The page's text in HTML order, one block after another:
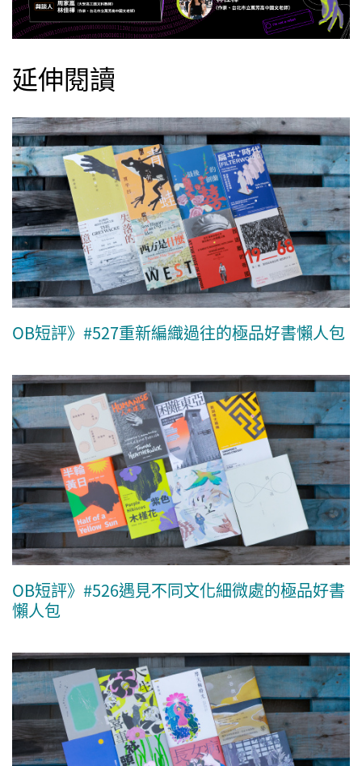
延伸閱讀
OB短評》#527重新編織過往的極品好書懶人包
OB短評》#526遇見不同文化細微處的極品好書
懶人包